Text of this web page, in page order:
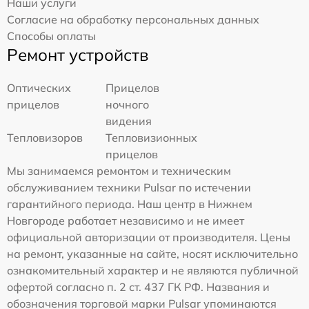
Согласие на обработку персональных данных
Способы оплаты
Ремонт устройств
Оптических
прицелов
Прицелов
ночного
видения
Тепловизоров
Тепловизионных
прицелов
Мы занимаемся ремонтом и техническим
обслуживанием техники Pulsar по истечении
гарантийного периода. Наш центр в Нижнем
Новгороде работает независимо и не имеет
официальной авторизации от производителя. Цены
на ремонт, указанные на сайте, носят исключительно
ознакомительный характер и не являются публичной
офертой согласно п. 2 ст. 437 ГК РФ. Названия и
обозначения торговой марки Pulsar упоминаются